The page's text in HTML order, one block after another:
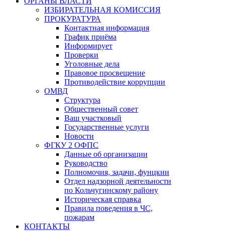
ИЗБИРАТЕЛЬНАЯ КОМИССИЯ
ПРОКУРАТУРА
Контактная информация
График приёма
Информирует
Проверки
Уголовные дела
Правовое просвещение
Противодействие коррупции
ОМВД
Структура
Общественный совет
Ваш участковый
Государственные услуги
Новости
ФГКУ 2 ОФПС
Данные об организации
Руководство
Полномочия, задачи, фунцкии
Отдел надзорной деятельности
по Кольчугинскому району
Историческая справка
Правила поведения в ЧС,
пожарам
КОНТАКТЫ